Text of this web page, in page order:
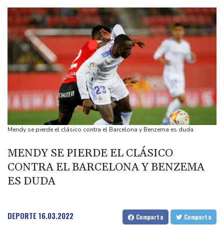
Ucrania despide a un voluntario que dedicó su vida a rescatar a
los muertos
Un dron entra en Bulgaria y estalla cerca de un gasoducto en la
frontera con Rumania
El burrito causa indigestión en el partido de Trump
Comienza la vendimia en la región francesa de Borgoña, un
nuevo récord de precocidad
Exabogado de Trump confirmado como fiscal general de EEUU
Las dificultades en Cisjordania impulsan el éxodo de los
Londres rescata del olvido el exilio inglés de Zweig, el escritor
huido de los nazis
Nocturna y cafetera, la nueva especie de rana descubierta en
Mendy se pierde el clásico contra el Barcelona y Benzema es duda
MENDY SE PIERDE EL CLÁSICO
CONTRA EL BARCELONA Y BENZEMA
ES DUDA
DEPORTE16.03.2022 Comparta Comparta